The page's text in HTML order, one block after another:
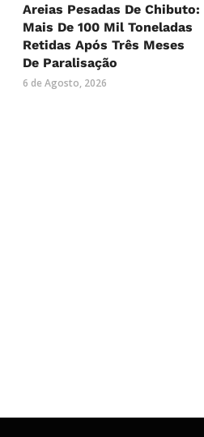
Areias Pesadas De Chibuto:
Mais De 100 Mil Toneladas
Retidas Após Três Meses
De Paralisação
6 de Agosto, 2026